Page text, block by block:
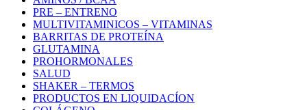
PRE – ENTRENO
MULTIVITAMINICOS – VITAMINAS
BARRITAS DE PROTEÍNA
GLUTAMINA
PROHORMONALES
SALUD
SHAKER – TERMOS
PRODUCTOS EN LIQUIDACÍON